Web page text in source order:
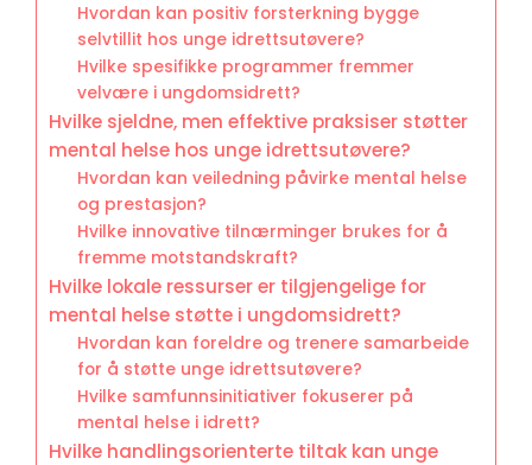
Hvordan kan positiv forsterkning bygge
selvtillit hos unge idrettsutøvere?
Hvilke spesifikke programmer fremmer
velvære i ungdomsidrett?
Hvilke sjeldne, men effektive praksiser støtter
mental helse hos unge idrettsutøvere?
Hvordan kan veiledning påvirke mental helse
og prestasjon?
Hvilke innovative tilnærminger brukes for å
fremme motstandskraft?
Hvilke lokale ressurser er tilgjengelige for
mental helse støtte i ungdomsidrett?
Hvordan kan foreldre og trenere samarbeide
for å støtte unge idrettsutøvere?
Hvilke samfunnsinitiativer fokuserer på
mental helse i idrett?
Hvilke handlingsorienterte tiltak kan unge